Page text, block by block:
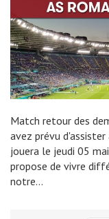
Match retour des
avez prévu d'assister
jouera le jeudi 05
propose de vivre
notre…